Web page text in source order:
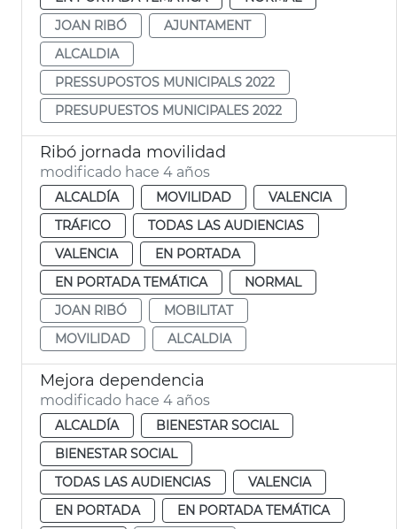
JOAN RIBÓ
AJUNTAMENT
ALCALDIA
PRESSUPOSTOS MUNICIPALS 2022
PRESUPUESTOS MUNICIPALES 2022
Ribó jornada movilidad
modificado hace 4 años
ALCALDÍA MOVILIDAD
VALENCIA
TRÁFICO
TODAS LAS AUDIENCIAS
VALENCIA
EN PORTADA
EN PORTADA TEMÁTICA
NORMAL
JOAN RIBÓ
MOBILITAT
MOVILIDAD
ALCALDIA
Mejora dependencia
modificado hace 4 años
ALCALDÍA
BIENESTAR SOCIAL
BIENESTAR SOCIAL
TODAS LAS AUDIENCIAS
VALENCIA
EN PORTADA
EN PORTADA TEMÁTICA